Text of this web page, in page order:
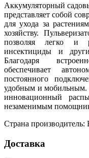
Аккумуляторный
представляет собой
для ухода за
хозяйству.
позволяя легко и
инсектициды и
Благодаря
обеспечивает
постоянного
удобным и мобильным.
инновационный
незаменимым
Страна производитель:
Доставка